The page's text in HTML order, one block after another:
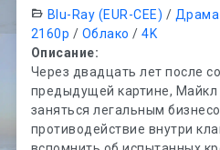
Blu-Ray (EUR-CEE) / Драма
2160p / Облако /4K
Описание:
Через двадцать лет после
предыдущей картине,
заняться легальным
противодействие внутри